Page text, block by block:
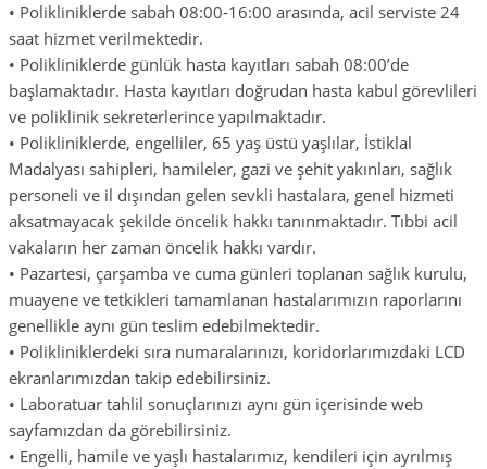
• Polikliniklerde sabah 08:00-16:00 arasında, acil serviste 24
saat hizmet verilmektedir.
• Polikliniklerde günlük hasta kayıtları sabah 08:00’de
başlamaktadır. Hasta kayıtları doğrudan hasta kabul görevlileri
ve poliklinik sekreterlerince yapılmaktadır.
• Polikliniklerde, engelliler, 65 yaş üstü yaşlılar, İstiklal
Madalyası sahipleri, hamileler, gazi ve şehit yakınları, sağlık
personeli ve il dışından gelen sevkli hastalara, genel hizmeti
aksatmayacak şekilde öncelik hakkı tanınmaktadır. Tıbbi acil
vakaların her zaman öncelik hakkı vardır.
• Pazartesi, çarşamba ve cuma günleri toplanan sağlık kurulu,
muayene ve tetkikleri tamamlanan hastalarımızın raporlarını
genellikle aynı gün teslim edebilmektedir.
• Polikliniklerdeki sıra numaralarınızı, koridorlarımızdaki LCD
ekranlarımızdan takip edebilirsiniz.
• Laboratuar tahlil sonuçlarınızı aynı gün içerisinde web
sayfamızdan da görebilirsiniz.
• Engelli, hamile ve yaşlı hastalarımız, kendileri için ayrılmış